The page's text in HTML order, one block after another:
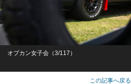
オプカン女子会（3/117）
この記事へ戻る